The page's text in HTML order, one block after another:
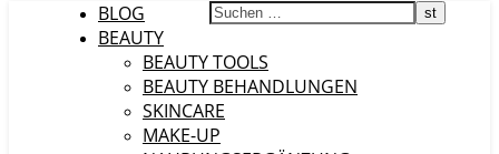
BLOG
BEAUTY
BEAUTY TOOLS
BEAUTY BEHANDLUNGEN
SKINCARE
MAKE-UP